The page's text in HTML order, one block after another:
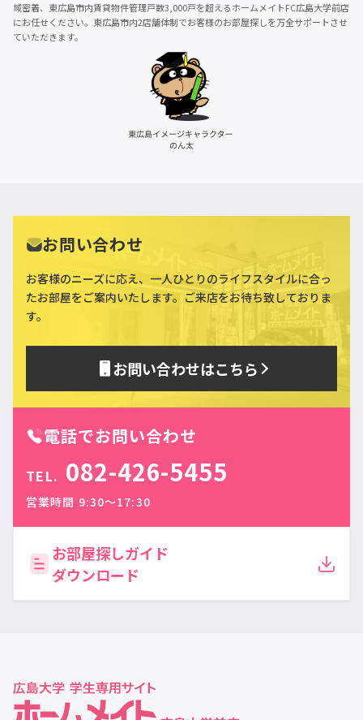
域密着、東広島市内賃貸物件管理戸数3,000戸を超えるホームメイトFC広島大学前店
にお任せください。東広島市内2店舗体制でお客様のお部屋探しを万全サポートさせ
ていただきます。
お問い合わせ
お客様のニーズに応え、一人ひとりのライフスタイルに合っ
たお部屋をご案内いたします。ご来店をお待ち致しておりま
す。
お問い合わせはこちら
電話でお問い合わせ
TEL. 082-426-5455
営業時間 9:30〜17:30
お部屋探しガイド
ダウンロード